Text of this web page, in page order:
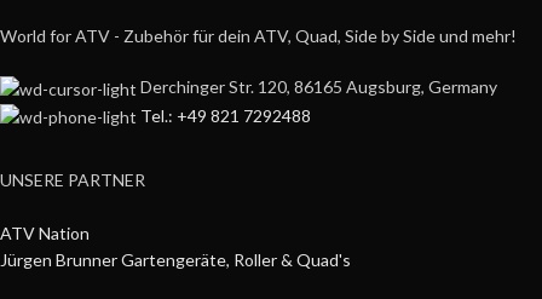
World for ATV - Zubehör für dein ATV, Quad, Side by Side und mehr!
Derchinger Str. 120, 86165 Augsburg, Germany
Tel.: +49 821 7292488
UNSERE PARTNER
ATV Nation
Jürgen Brunner Gartengeräte, Roller & Quad's